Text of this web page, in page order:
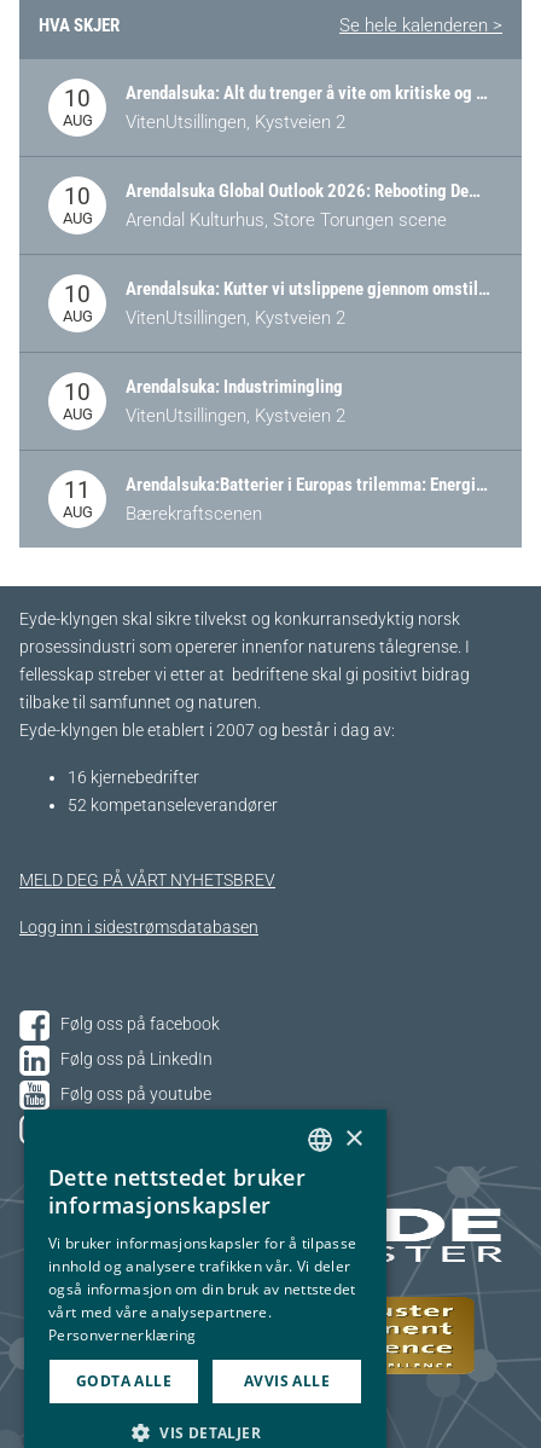
HVA SKJER Se hele kalenderen >
10
AUG
Arendalsuka: Alt du trenger å vite om kritiske og strategiske verdikjeder i Norge
VitenUtsillingen, Kystveien 2
10
AUG
Arendalsuka Global Outlook 2026: Rebooting Democracy for a New World Order
Arendal Kulturhus, Store Torungen scene
10
AUG
Arendalsuka: Kutter vi utslippene gjennom omstilling – eller tap av industri?
VitenUtsillingen, Kystveien 2
10
AUG
Arendalsuka: Industrimingling
VitenUtsillingen, Kystveien 2
11
AUG
Arendalsuka:Batterier i Europas trilemma: Energisikkerhet, konkurransekraft og bærekraft (Battery Norway-arrangement)
Bærekraftscenen
Eyde-klyngen skal sikre tilvekst og konkurransedyktig norsk
prosessindustri som opererer innenfor naturens tålegrense. I
fellesskap streber vi etter at bedriftene skal gi positivt bidrag
tilbake til samfunnet og naturen.
Eyde-klyngen ble etablert i 2007 og består i dag av:
16 kjernebedrifter​
52 kompetanseleverandører
MELD DEG PÅ VÅRT NYHETSBREV
Logg inn i sidestrømsdatabasen
Følg oss på facebook
Følg oss på LinkedIn
Følg oss på youtube
NORWEGIAN
×
Dette nettstedet bruker
informasjonskapsler
Vi bruker informasjonskapsler for å tilpasse
innhold og analysere trafikken vår. Vi deler
også informasjon om din bruk av nettstedet
vårt med våre analysepartnere.
Personvernerklæring
GODTA ALLE AVVIS ALLE
VIS DETALJER